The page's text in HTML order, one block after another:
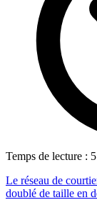
Temps de lecture :
Le réseau de
doublé de taille en